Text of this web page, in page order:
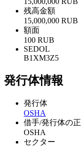
残高金額
15,000,000 RUB
額面
100 RUB
SEDOL
B1XM3Z5
発行体情報
発行体
OSHA
借手/発行体の
OSHA
セクター